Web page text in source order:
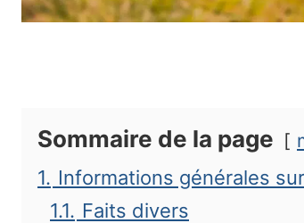
Sommaire de la page
1. Informations générales
1.1. Faits divers